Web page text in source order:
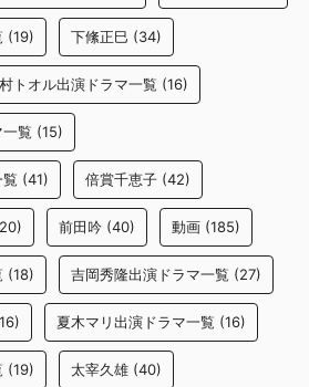
(19) 下絛正巳 (34)
トオル出演ドラマ一覧 (16)
覧 (15)
(41) 倍賞千恵子 (42)
前田吟 (40) 動画 (185)
(18) 吉岡秀隆出演ドラマ一覧 (27)
夏木マリ出演ドラマ一覧 (16)
(19) 太宰久雄 (40)